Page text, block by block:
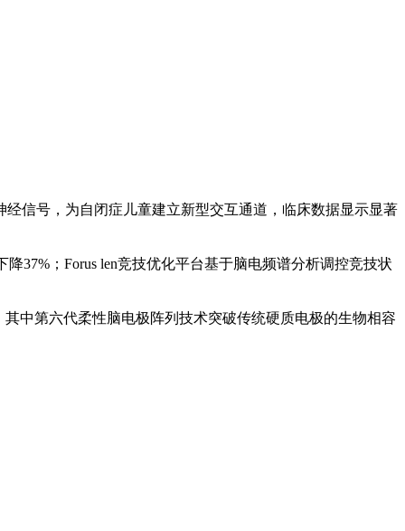
信号，为自闭症儿童建立新型交互通道，临床数据显示显著
；Forus len竞技优化平台基于脑电频谱分析调控竞技状
第六代柔性脑电极阵列技术突破传统硬质电极的生物相容